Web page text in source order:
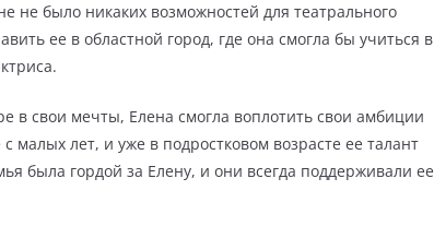
не было никаких возможностей для театрального
ее в областной город, где она смогла бы учиться в
в свои мечты, Елена смогла воплотить свои амбиции
малых лет, и уже в подростковом возрасте ее талант
была гордой за Елену, и они всегда поддерживали ее